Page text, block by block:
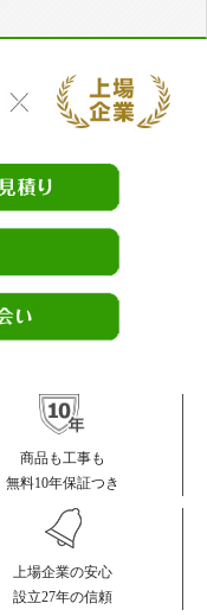
商品も工事も
無料10年保証つき
上場企業の安心
設立27年の信頼